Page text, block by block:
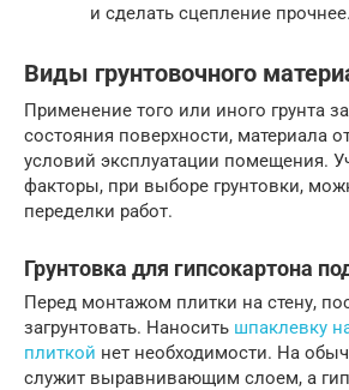
и сделать сцепление прочнее.
Виды грунтовочного
Применение того или иного грунта
состояния поверхности, материала
условий эксплуатации помещения.
факторы, при выборе грунтовки,
переделки работ.
Грунтовка для гипсокартона
Перед монтажом плитки на стену,
загрунтовать. Наносить шпаклевку
плиткой нет необходимости. На
служит выравнивающим слоем, а